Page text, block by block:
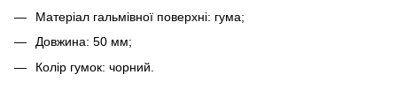
Матеріал гальмівної поверхні: гума;
Довжина: 50 мм;
Колір гумок: чорний.